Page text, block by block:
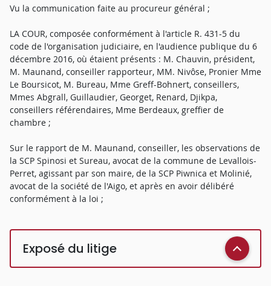
Vu la communication faite au procureur général ;
LA COUR, composée conformément à l'article R. 431-5 du
code de l'organisation judiciaire, en l'audience publique du 6
décembre 2016, où étaient présents : M. Chauvin, président,
M. Maunand, conseiller rapporteur, MM. Nivôse, Pronier Mme
Le Boursicot, M. Bureau, Mme Greff-Bohnert, conseillers,
Mmes Abgrall, Guillaudier, Georget, Renard, Djikpa,
conseillers référendaires, Mme Berdeaux, greffier de
chambre ;
Sur le rapport de M. Maunand, conseiller, les observations de
la SCP Spinosi et Sureau, avocat de la commune de Levallois-
Perret, agissant par son maire, de la SCP Piwnica et Molinié,
avocat de la société de l'Aigo, et après en avoir délibéré
conformément à la loi ;
Exposé du litige